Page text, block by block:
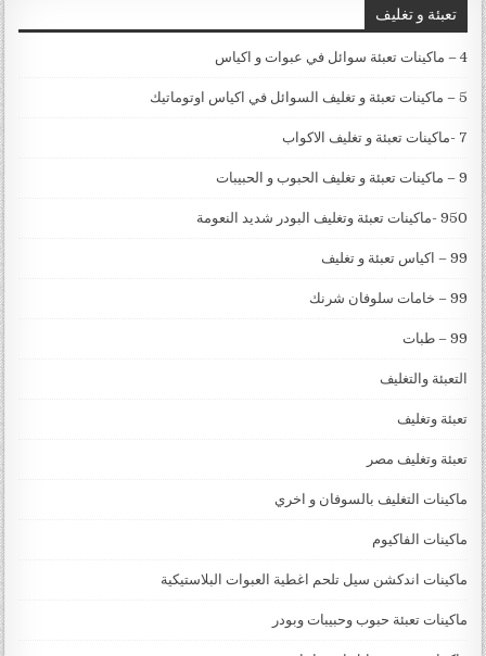
تعبئة و تغليف
4 – ماكينات تعبئة سوائل في عبوات و اكياس
5 – ماكينات تعبئة و تغليف السوائل في اكياس اوتوماتيك
7 -ماكينات تعبئة و تغليف الاكواب
9 – ماكينات تعبئة و تغليف الحبوب و الحبيبات
950 -ماكينات تعبئة وتغليف البودر شديد النعومة
99 – اكياس تعبئة و تغليف
99 – خامات سلوفان شرنك
99 – طبات
التعبئة والتغليف
تعبئة وتغليف
تعبئة وتغليف مصر
ماكينات التغليف بالسوفان و اخري
ماكينات الفاكيوم
ماكينات اندكشن سيل تلحم اغطية العبوات البلاستيكية
ماكينات تعبئة حبوب وحبيبات وبودر